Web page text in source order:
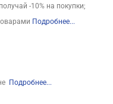
-10% на покупки;
Подробнее...
Подробнее...